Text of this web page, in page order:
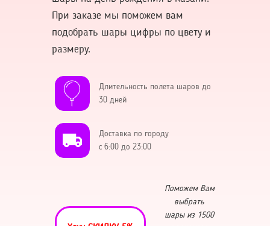
При заказе мы поможем вам
подобрать шары цифры по цвету и
размеру.
Длительность полета шаров до
30 дней
Доставка по городу
с 6:00 до 23:00
Поможем Вам
выбрать
шары из 1500